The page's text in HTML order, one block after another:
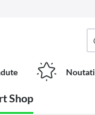
Noutati
Shop